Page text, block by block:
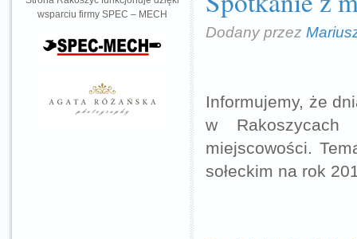
Dodany przez
Informujemy, że
w Rakoszycach
miejscowości.
sołeckim na rok
wsparciu firmy SPEC – MECH